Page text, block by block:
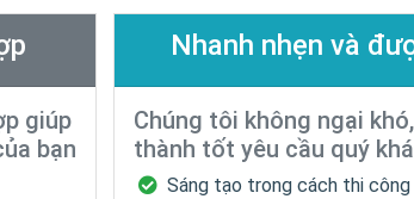
giúp
bạn
Nhanh nhẹn và
Chúng tôi không ngại
thành tốt yêu cầu quý
Sáng tạo trong cách thi công